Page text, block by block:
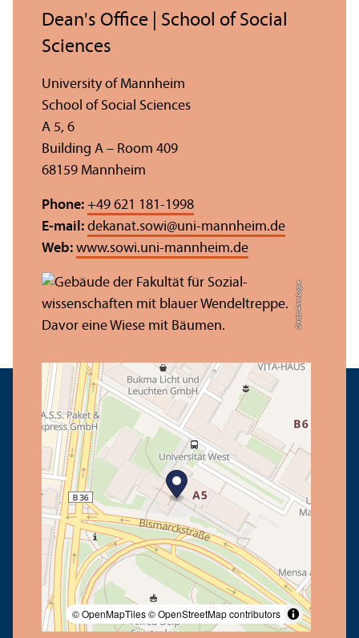
Credit: Anna Logue
© OpenMapTiles© OpenStreetMap contributors
Dean's Office | School of Social
Sciences
University of Mannheim
School of Social Sciences
A 5, 6
Building A – Room 409
68159 Mannheim
Phone: +49 621 181-1998
E-mail: dekanat.sowi@uni-mannheim.de
Web: www.sowi.uni-mannheim.de